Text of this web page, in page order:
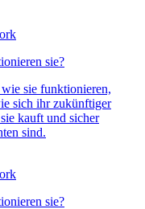
sie?
sie funktionieren,
sich ihr zukünftiger
kauft und sicher
sind.
sie?